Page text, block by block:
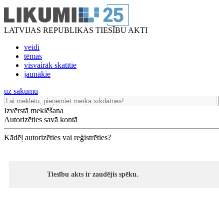
LATVIJAS REPUBLIKAS TIESĪBU AKTI
veidi
tēmas
visvairāk skatītie
jaunākie
uz sākumu
Izvērstā meklēšana
Autorizēties savā kontā
Kādēļ autorizēties vai reģistrēties?
Tiesību akts ir zaudējis spēku.